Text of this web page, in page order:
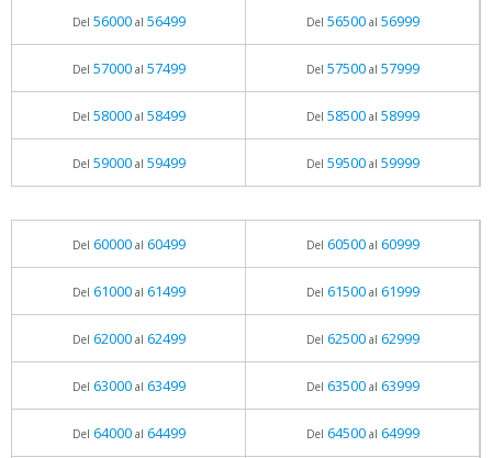
Del 56000al 56499 Del 56500al 56999
Del 57000al 57499 Del 57500al 57999
Del 58000al 58499 Del 58500al 58999
Del 59000al 59499 Del 59500al 59999
Del 60000al 60499 Del 60500al 60999
Del 61000al 61499 Del 61500al 61999
Del 62000al 62499 Del 62500al 62999
Del 63000al 63499 Del 63500al 63999
Del 64000al 64499 Del 64500al 64999